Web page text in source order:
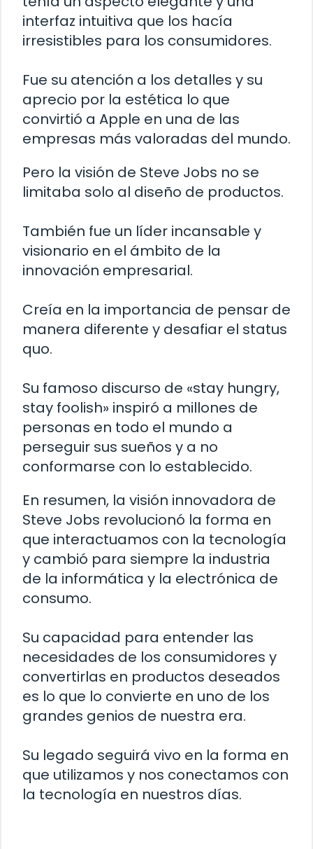
interfaz intuitiva que los hacía
irresistibles para los consumidores.
Fue su atención a los detalles y su
aprecio por la estética lo que
convirtió a Apple en una de las
empresas más valoradas del mundo.
Pero la visión de Steve Jobs no se
limitaba solo al diseño de productos.
También fue un líder incansable y
visionario en el ámbito de la
innovación empresarial.
Creía en la importancia de pensar de
manera diferente y desafiar el status
quo.
Su famoso discurso de «stay hungry,
stay foolish» inspiró a millones de
personas en todo el mundo a
perseguir sus sueños y a no
conformarse con lo establecido.
En resumen, la visión innovadora de
Steve Jobs revolucionó la forma en
que interactuamos con la tecnología
y cambió para siempre la industria
de la informática y la electrónica de
consumo.
Su capacidad para entender las
necesidades de los consumidores y
convertirlas en productos deseados
es lo que lo convierte en uno de los
grandes genios de nuestra era.
Su legado seguirá vivo en la forma en
que utilizamos y nos conectamos con
la tecnología en nuestros días.